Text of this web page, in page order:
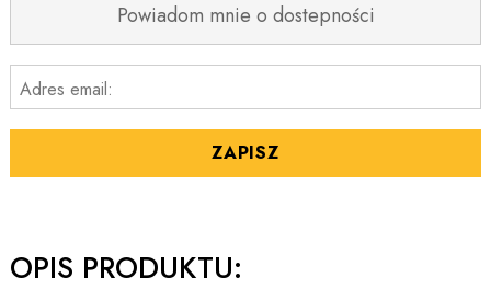
Powiadom mnie o dostepności
Adres email:
ZAPISZ
OPIS PRODUKTU: